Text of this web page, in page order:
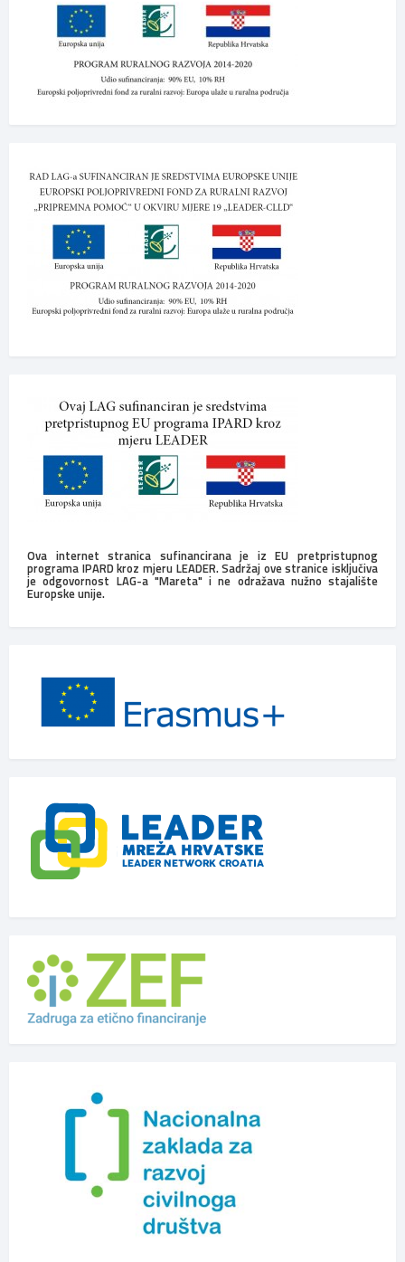
Ova internet stranica sufinancirana je iz EU pretpristupnog
programa IPARD kroz mjeru LEADER. Sadržaj ove stranice isključiva
je odgovornost LAG-a "Mareta" i ne odražava nužno stajalište
Europske unije.